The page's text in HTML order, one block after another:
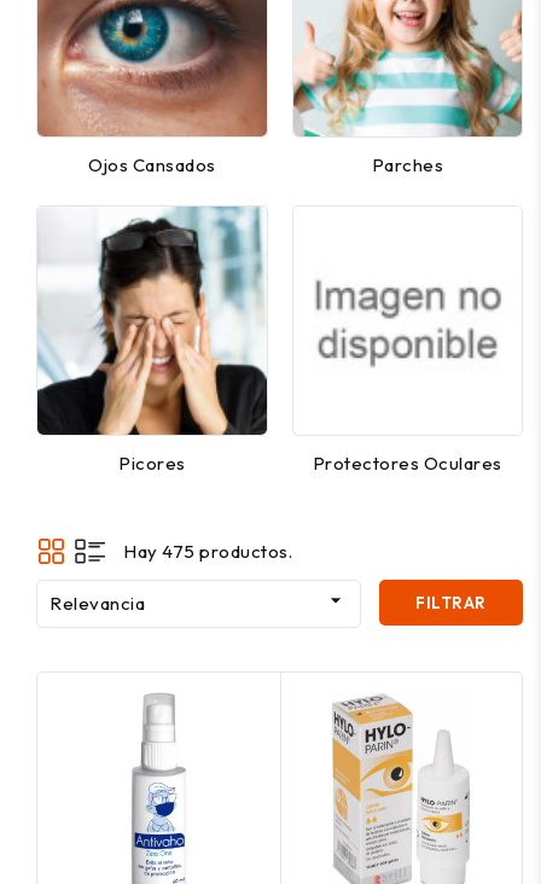
Ojos Cansados Parches
Picores Protectores Oculares
Hay 475 productos.
Relevancia  FILTRAR